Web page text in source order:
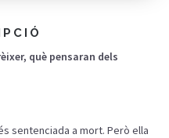
, què pensaran dels
sentenciada a mort. Però ella